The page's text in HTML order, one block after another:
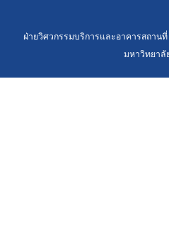
ฝ่ายวิศวกรรมบริการและอาคารสถา
มหาวิทยาลั